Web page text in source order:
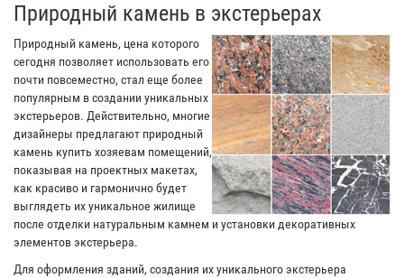
Природный камень в экстерьерах
Природный камень, цена которого
сегодня позволяет использовать его
почти повсеместно, стал еще более
популярным в создании уникальных
экстерьеров. Действительно, многие
дизайнеры предлагают природный
камень купить хозяевам помещений,
показывая на проектных макетах,
как красиво и гармонично будет
выглядеть их уникальное жилище
после отделки натуральным камнем и установки декоративных
элементов экстерьера.
Для оформления зданий, создания их уникального экстерьера